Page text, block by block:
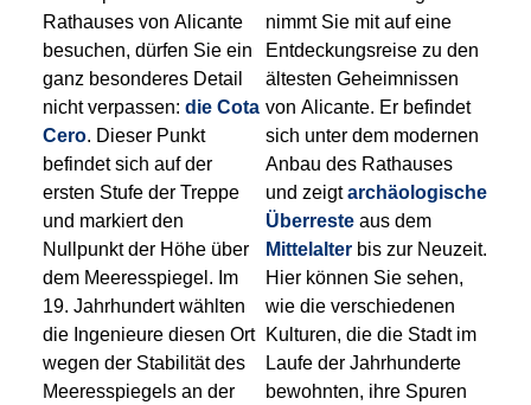
Rathauses von Alicante
besuchen, dürfen Sie ein
ganz besonderes Detail
nicht verpassen: die Cota
Cero. Dieser Punkt
befindet sich auf der
ersten Stufe der Treppe
und markiert den
Nullpunkt der Höhe über
dem Meeresspiegel. Im
19. Jahrhundert wählten
die Ingenieure diesen Ort
wegen der Stabilität des
Meeresspiegels an der
nimmt Sie mit auf eine
Entdeckungsreise zu den
ältesten Geheimnissen
von Alicante. Er befindet
sich unter dem modernen
Anbau des Rathauses
und zeigtarchäologische
Überreste aus dem
Mittelalter bis zur Neuzeit.
Hier können Sie sehen,
wie die verschiedenen
Kulturen, die die Stadt im
Laufe der Jahrhunderte
bewohnten, ihre Spuren